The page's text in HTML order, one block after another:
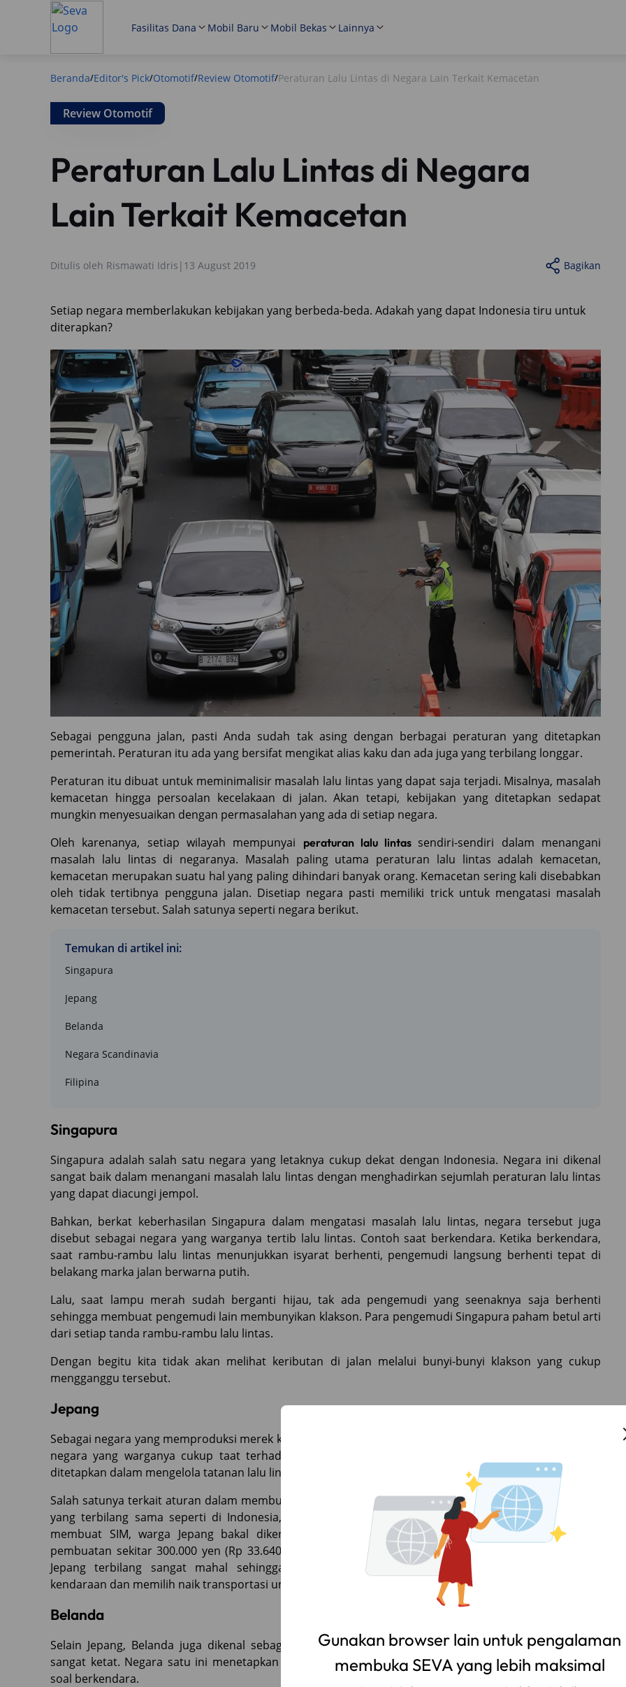
Fasilitas Dana Mobil Baru Mobil Bekas Lainnya
Beranda/Editor's Pick/Otomotif/Review Otomotif/Peraturan Lalu Lintas di Negara Lain Terkait Kemacetan
Review Otomotif
Peraturan Lalu Lintas di Negara
Lain Terkait Kemacetan
Ditulis oleh Rismawati Idris | 13 August 2019 Bagikan
Setiap negara memberlakukan kebijakan yang berbeda-beda. Adakah yang dapat Indonesia tiru untuk
diterapkan?
Sebagai pengguna jalan, pasti Anda sudah tak asing dengan berbagai peraturan yang ditetapkan
pemerintah. Peraturan itu ada yang bersifat mengikat alias kaku dan ada juga yang terbilang longgar.
Peraturan itu dibuat untuk meminimalisir masalah lalu lintas yang dapat saja terjadi. Misalnya, masalah
kemacetan hingga persoalan kecelakaan di jalan. Akan tetapi, kebijakan yang ditetapkan sedapat
mungkin menyesuaikan dengan permasalahan yang ada di setiap negara.
Oleh karenanya, setiap wilayah mempunyai
peraturan lalu lintas sendiri-sendiri dalam menangani
masalah lalu lintas di negaranya. Masalah paling utama peraturan lalu lintas adalah kemacetan,
kemacetan merupakan suatu hal yang paling dihindari banyak orang. Kemacetan sering kali disebabkan
oleh tidak tertibnya pengguna jalan. Disetiap negara pasti memiliki trick untuk mengatasi masalah
kemacetan tersebut. Salah satunya seperti negara berikut.
Temukan di artikel ini:
Singapura
Jepang
Belanda
Negara Scandinavia
Filipina
Singapura
Singapura adalah salah satu negara yang letaknya cukup dekat dengan Indonesia. Negara ini dikenal
sangat baik dalam menangani masalah lalu lintas dengan menghadirkan sejumlah peraturan lalu lintas
yang dapat diacungi jempol.
Bahkan, berkat keberhasilan Singapura dalam mengatasi masalah lalu lintas, negara tersebut juga
disebut sebagai negara yang warganya tertib lalu lintas. Contoh saat berkendara. Ketika berkendara,
saat rambu-rambu lalu lintas menunjukkan isyarat berhenti, pengemudi langsung berhenti tepat di
belakang marka jalan berwarna putih.
Lalu, saat lampu merah sudah berganti hijau, tak ada pengemudi yang seenaknya saja berhenti
sehingga membuat pengemudi lain membunyikan klakson. Para pengemudi Singapura paham betul arti
dari setiap tanda rambu-rambu lalu lintas.
Dengan begitu kita tidak akan melihat keributan di jalan melalui bunyi-bunyi klakson yang cukup
mengganggu tersebut.
Jepang
Sebagai negara yang memproduksi merek kendaraan terkemuka di dunia, Jepang juga diketahui sebagai
negara yang warganya cukup taat terhadap peraturan. Hal itu lantaran peraturan lalu lintas yang
ditetapkan dalam mengelola tatanan lalu lintas.
Salah satunya terkait aturan dalam membuat SIM. Untuk membuat SIM, Jepang menerapkan peraturan
yang terbilang sama seperti di Indonesia, yaitu ada ujian tertulis dan praktik. Bedanya, kalau saat
membuat SIM, warga Jepang bakal dikenai biaya materai sekitar 1.650 Yen (185.000) dan biaya
pembuatan sekitar 300.000 yen (Rp 33.640.000).
, dengan biaya seperti itu, pembuatan SIM di
Jepang terbilang sangat mahal sehingga membuat masyarakat setempat enggan mengendarai
kendaraan dan memilih naik transportasi umum.
Belanda
Selain Jepang, Belanda juga dikenal sebagai negara yang menerapkan peraturan lalu lintas dengan
sangat ketat. Negara satu ini menetapkan sejumlah aturan berkendara yang terbilang tegas, terlebih
soal berkendara.